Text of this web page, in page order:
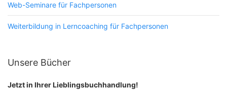
Web-Seminare für Fachpersonen
Weiterbildung in Lerncoaching für Fachpersonen
Unsere Bücher
Jetzt in Ihrer Lieblingsbuchhandlung!